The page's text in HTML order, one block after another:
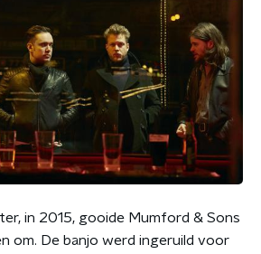
in 2015, gooide Mumford & Sons
om. De banjo werd ingeruild voor